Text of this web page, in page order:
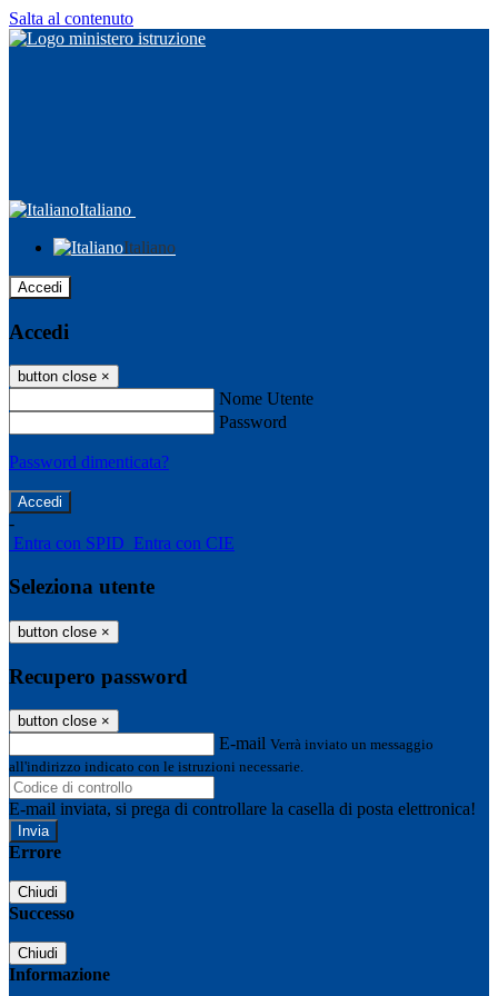
Salta al contenuto
Italiano
Italiano
Accedi
Accedi
button close ×
Nome Utente
Password
Password dimenticata?
-
Entra con SPID Entra con CIE
Seleziona utente
button close ×
Recupero password
button close ×
E-mail Verrà inviato un messaggio
all'indirizzo indicato con le istruzioni necessarie.
E-mail inviata, si prega di controllare la casella di posta elettronica!
Errore
Chiudi
Successo
Chiudi
Informazione